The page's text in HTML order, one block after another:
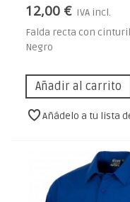
12,00 € IVA incl.
Falda recta con
Negro
Añadir al carrito
Añádelo a tu lista